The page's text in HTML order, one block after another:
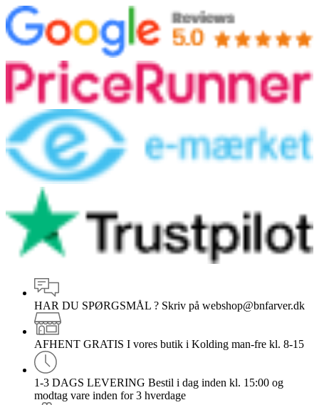
HAR DU SPØRGSMÅL ? Skriv på webshop@bnfarver.dk
AFHENT GRATIS I vores butik i Kolding man-fre kl. 8-15
1-3 DAGS LEVERING Bestil i dag inden kl. 15:00 og
modtag vare inden for 3 hverdage